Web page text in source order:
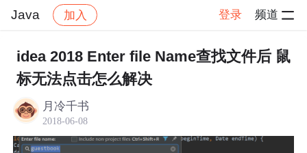
Java 加入 登录 频道
社区 Java 帖子详情
idea 2018 Enter file Name查找文件后 鼠
标无法点击怎么解决
月冷千书
2018-06-08